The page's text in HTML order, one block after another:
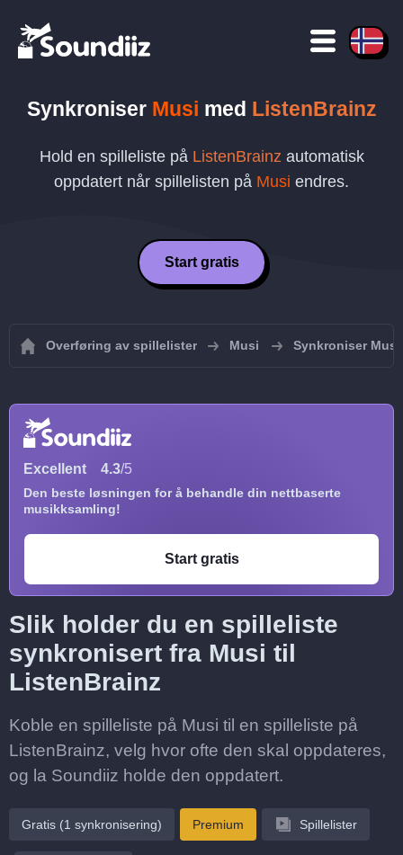
Synkroniser Musi med ListenBrainz
Hold en spilleliste på ListenBrainz automatisk
oppdatert når spillelisten på Musi endres.
Start gratis
Overføring av spillelister Musi Synkroniser
Excellent 4.3/5
Den beste løsningen for å behandle din nettbaserte
musikksamling!
Start gratis
Slik holder du en spilleliste
synkronisert fra Musi til
ListenBrainz
Koble en spilleliste på Musi til en spilleliste på
ListenBrainz, velg hvor ofte den skal oppdateres,
og la Soundiiz holde den oppdatert.
Gratis (1 synkronisering) Premium Spillelister